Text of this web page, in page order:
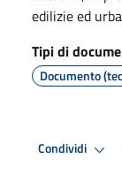
edilizie ed
Tipi di
Documento
Condividi